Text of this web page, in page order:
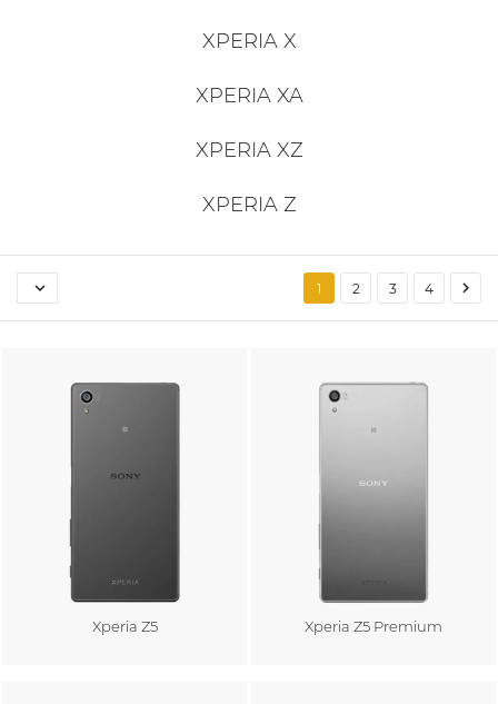
XPERIA X
XPERIA XA
XPERIA XZ
XPERIA Z
 1 2 3 4 
Xperia Z5 Xperia Z5 Premium